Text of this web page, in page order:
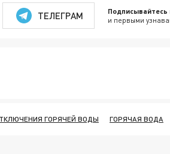
ТЕЛЕГРАМ и первыми
ГОРЯЧЕЙ ВОДЫ ГОРЯЧАЯ ВОДА